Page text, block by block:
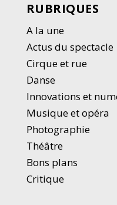
RUBRIQUES
A la une
Actus du spectacle
Cirque et rue
Danse
Innovations et
Musique et opéra
Photographie
Théâtre
Bons plans
Critique